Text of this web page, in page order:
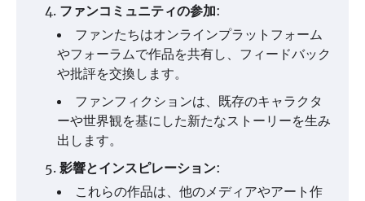
ファンコミュニティの参加:
ファンたちはオンラインプラットフォーム
やフォーラムで作品を共有し、フィードバック
や批評を交換します。
ファンフィクションは、既存のキャラクタ
ーや世界観を基にした新たなストーリーを生み
出します。
影響とインスピレーション:
これらの作品は、他のメディアやアート作